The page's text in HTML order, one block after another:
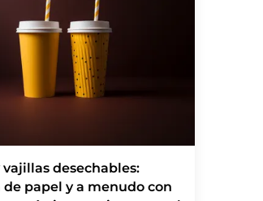
vajillas desechables:
papel y a menudo con